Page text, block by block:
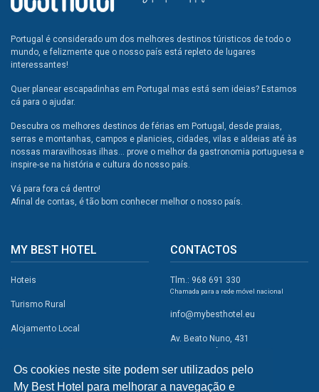
Os cookies neste site podem ser utilizados pelo
My Best Hotel para melhorar a navegação e
Portugal é considerado um dos melhores destinos túristicos de todo o
mundo, e felizmente que o nosso país está repleto de lugares
interessantes!
Quer planear escapadinhas em Portugal mas está sem ideias? Estamos
cá para o ajudar.
Descubra os melhores destinos de férias em Portugal, desde praias,
serras e montanhas, campos e planicies, cidades, vilas e aldeias até às
nossas maravilhosas ilhas... prove o melhor da gastronomia portuguesa e
inspire-se na história e cultura do nosso país.
Vá para fora cá dentro!
Afinal de contas, é tão bom conhecer melhor o nosso país.
MY BEST HOTEL
Hoteis
Turismo Rural
Alojamento Local
Campismo
CONTACTOS
Tlm.: 968 691 330
Chamada para a rede móvel nacional
info@mybesthotel.eu
Av. Beato Nuno, 431
2495-401 Fátima